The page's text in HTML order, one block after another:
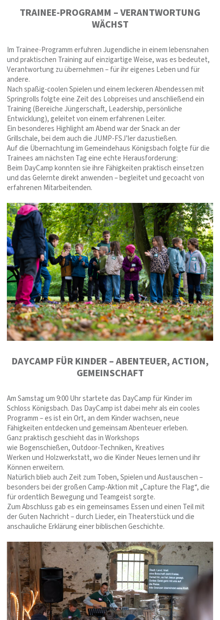
TRAINEE-PROGRAMM – VERANTWORTUNG
WÄCHST
Im Trainee-Programm erfuhren Jugendliche in einem lebensnahen
und praktischen Training auf einzigartige Weise, was es bedeutet,
Verantwortung zu übernehmen – für ihr eigenes Leben und für
andere.
Nach spaßig-coolen Spielen und einem leckeren Abendessen mit
Springrolls folgte eine Zeit des Lobpreises und anschließend ein
Training (Bereiche Jüngerschaft, Leadership, persönliche
Entwicklung), geleitet von einem erfahrenen Leiter.
Ein besonderes Highlight am Abend war der Snack an der
Grillschale, bei dem auch die JUMP-FSJ’ler dazustießen.
Auf die Übernachtung im Gemeindehaus Königsbach folgte für die
Trainees am nächsten Tag eine echte Herausforderung:
Beim DayCamp konnten sie ihre Fähigkeiten praktisch einsetzen
und das Gelernte direkt anwenden – begleitet und gecoacht von
erfahrenen Mitarbeitenden.
DAYCAMP FÜR KINDER – ABENTEUER, ACTION,
GEMEINSCHAFT
Am Samstag um 9:00 Uhr startete das DayCamp für Kinder im
Schloss Königsbach. Das DayCamp ist dabei mehr als ein cooles
Programm – es ist ein Ort, an dem Kinder wachsen, neue
Fähigkeiten entdecken und gemeinsam Abenteuer erleben.
Ganz praktisch geschieht das in Workshops
wie Bogenschießen, Outdoor-Techniken, Kreatives
Werken und Holzwerkstatt, wo die Kinder Neues lernen und ihr
Können erweitern.
Natürlich blieb auch Zeit zum Toben, Spielen und Austauschen –
besonders bei der großen Camp-Aktion mit „Capture the Flag“, die
für ordentlich Bewegung und Teamgeist sorgte.
Zum Abschluss gab es ein gemeinsames Essen und einen Teil mit
der Guten Nachricht – durch Lieder, ein Theaterstück und die
anschauliche Erklärung einer biblischen Geschichte.